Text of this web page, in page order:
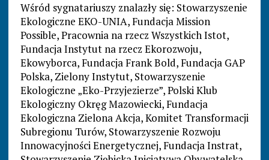
Wśród sygnatariuszy znalazły się: Stowarzyszenie
Ekologiczne EKO-UNIA, Fundacja Mission
Possible, Pracownia na rzecz Wszystkich Istot,
Fundacja Instytut na rzecz Ekorozwoju,
Ekowyborca, Fundacja Frank Bold, Fundacja GAP
Polska, Zielony Instytut, Stowarzyszenie
Ekologiczne „Eko-Przyjezierze”, Polski Klub
Ekologiczny Okręg Mazowiecki, Fundacja
Ekologiczna Zielona Akcja, Komitet Transformacji
Subregionu Turów, Stowarzyszenie Rozwoju
Innowacyjności Energetycznej, Fundacja Instrat,